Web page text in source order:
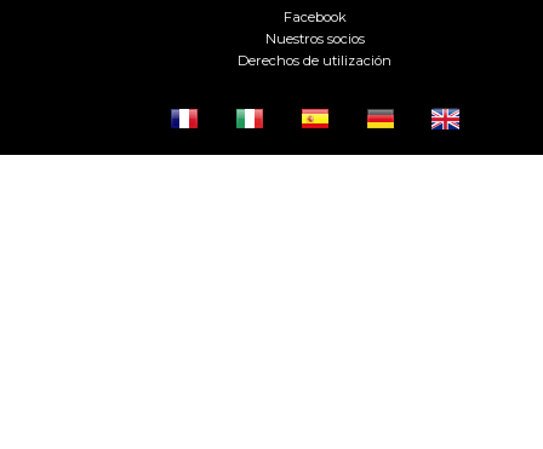
Facebook
Nuestros socios
Derechos de utilización